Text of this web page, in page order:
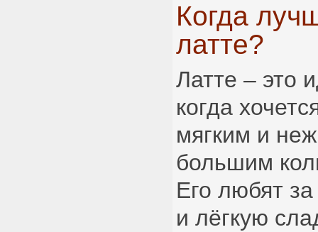
Когда
латте?
Латте – это
когда
мягким и
большим
Его любят
и лёгкую